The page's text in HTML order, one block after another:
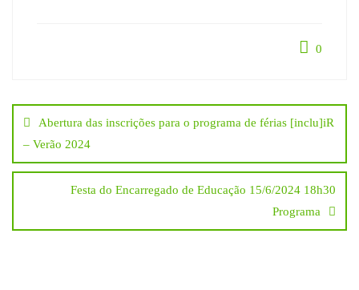
0
Navegação
de
artigos
Abertura das inscrições para o programa de férias [inclu]iR
– Verão 2024
Festa do Encarregado de Educação 15/6/2024 18h30
Programa